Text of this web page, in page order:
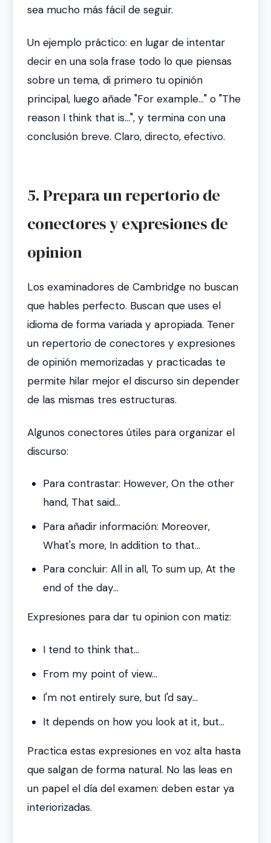
sea mucho más fácil de seguir.
Un ejemplo práctico: en lugar de intentar
decir en una sola frase todo lo que piensas
sobre un tema, di primero tu opinión
principal, luego añade "For example..." o "The
reason I think that is...", y termina con una
conclusión breve. Claro, directo, efectivo.
5. Prepara un repertorio de
conectores y expresiones de
opinion
Los examinadores de Cambridge no buscan
que hables perfecto. Buscan que uses el
idioma de forma variada y apropiada. Tener
un repertorio de conectores y expresiones
de opinión memorizadas y practicadas te
permite hilar mejor el discurso sin depender
de las mismas tres estructuras.
Algunos conectores útiles para organizar el
discurso:
Para contrastar: However, On the other
hand, That said...
Para añadir información: Moreover,
What's more, In addition to that...
Para concluir: All in all, To sum up, At the
end of the day...
Expresiones para dar tu opinion con matiz:
I tend to think that...
From my point of view...
I'm not entirely sure, but I'd say...
It depends on how you look at it, but...
Practica estas expresiones en voz alta hasta
que salgan de forma natural. No las leas en
un papel el día del examen: deben estar ya
interiorizadas.